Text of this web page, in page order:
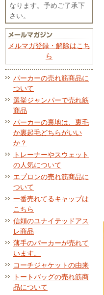
なります。予めご了承下
さい。
メルマガ登録・解除はこち
ら
パーカーの売れ筋商品に
ついて
選挙ジャンパーで売れ筋
商品
パーカーの裏地は、裏毛
か裏起毛どちらがいい
か？
トレーナーやスウェット
の人気について
エプロンの売れ筋商品に
ついて
一番売れてるキャップは
こちら
信頼のユナイテッドアス
レ商品
薄手のパーカーが売れて
います。
コーチジャケットの由来
トートバッグの売れ筋商
品について